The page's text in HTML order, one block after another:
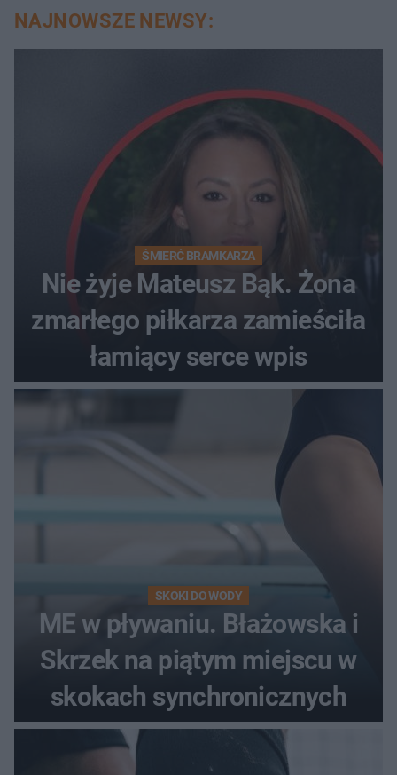
NAJNOWSZE NEWSY:
ŚMIERĆ BRAMKARZA
Nie żyje Mateusz Bąk. Żona
zmarłego piłkarza zamieściła
łamiący serce wpis
SKOKI DO WODY
ME w pływaniu. Błażowska i
Skrzek na piątym miejscu w
skokach synchronicznych